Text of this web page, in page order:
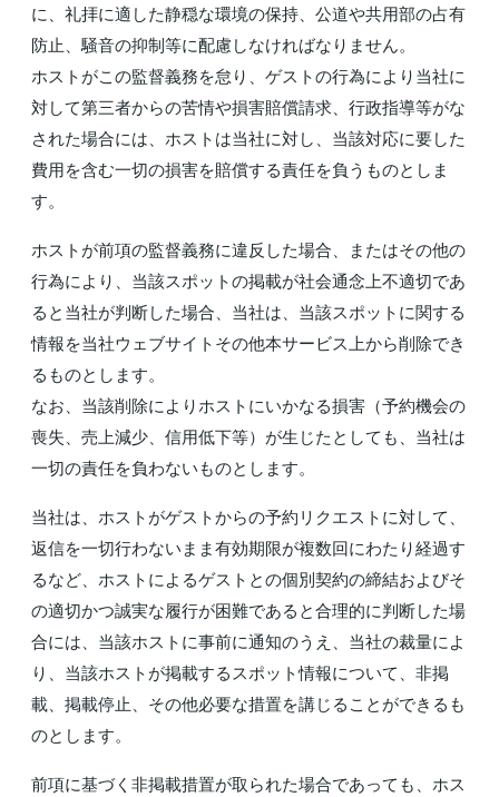
に、礼拝に適した静穏な環境の保持、公道や共用部の占有
防止、騒音の抑制等に配慮しなければなりません。
ホストがこの監督義務を怠り、ゲストの行為により当社に
対して第三者からの苦情や損害賠償請求、行政指導等がな
された場合には、ホストは当社に対し、当該対応に要した
費用を含む一切の損害を賠償する責任を負うものとしま
す。
ホストが前項の監督義務に違反した場合、またはその他の
行為により、当該スポットの掲載が社会通念上不適切であ
ると当社が判断した場合、当社は、当該スポットに関する
情報を当社ウェブサイトその他本サービス上から削除でき
るものとします。
なお、当該削除によりホストにいかなる損害（予約機会の
喪失、売上減少、信用低下等）が生じたとしても、当社は
一切の責任を負わないものとします。
当社は、ホストがゲストからの予約リクエストに対して、
返信を一切行わないまま有効期限が複数回にわたり経過す
るなど、ホストによるゲストとの個別契約の締結およびそ
の適切かつ誠実な履行が困難であると合理的に判断した場
合には、当該ホストに事前に通知のうえ、当社の裁量によ
り、当該ホストが掲載するスポット情報について、非掲
載、掲載停止、その他必要な措置を講じることができるも
のとします。
前項に基づく非掲載措置が取られた場合であっても、ホス